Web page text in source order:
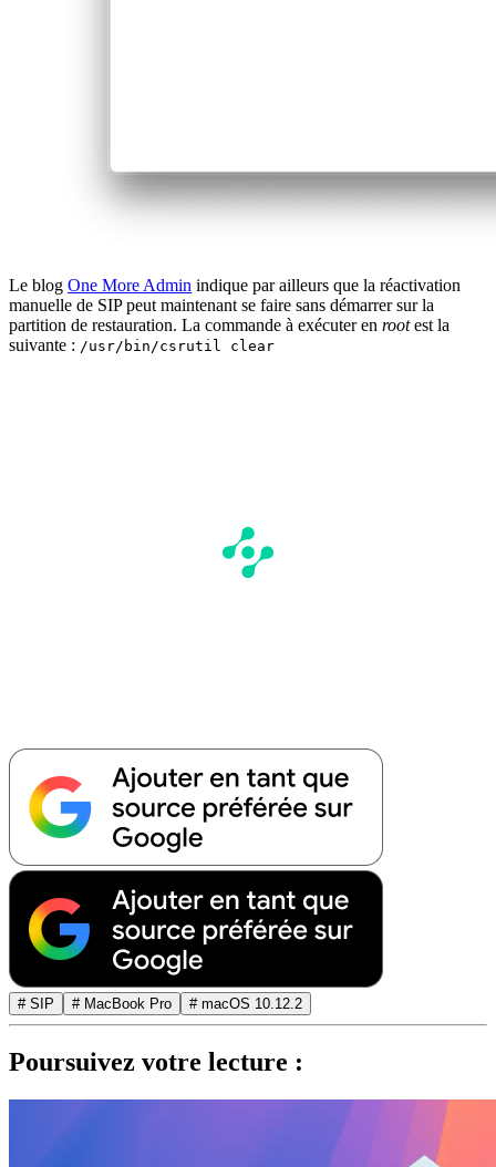
Le blog One More Admin indique par ailleurs que la réactivation
manuelle de SIP peut maintenant se faire sans démarrer sur la
partition de restauration. La commande à exécuter en rootest la
suivante : /usr/bin/csrutil clear
# SIP # MacBook Pro # macOS 10.12.2
Poursuivez votre lecture :